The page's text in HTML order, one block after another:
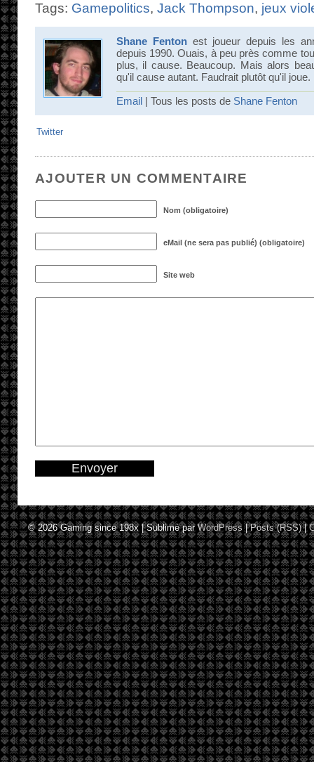
Tags: Gamepolitics, Jack Thompson, jeux
Shane Fenton est joueur depuis les
depuis 1990. Ouais, à peu près comme
plus, il cause. Beaucoup. Mais alors
qu'il cause autant. Faudrait plutôt qu'il joue.
Email | Tous les posts de Shane Fenton
Twitter
AJOUTER UN COMMENTAIRE
Nom (obligatoire)
eMail (ne sera pas publié) (obligatoire)
Site web
© 2026Gaming since 198x|Sublimé parWordPress |Posts (RSS)|